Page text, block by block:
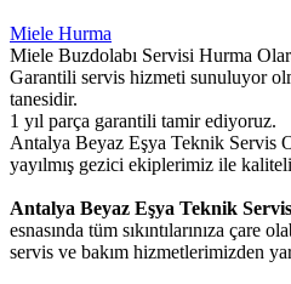
Miele Hurma
Miele Buzdolabı Servisi Hurma
Garantili servis hizmeti sunuluyor
tanesidir.
1 yıl parça garantili tamir ediyoruz.
Antalya Beyaz Eşya Teknik Servis
yayılmış gezici ekiplerimiz ile
Antalya Beyaz Eşya Teknik Servis
esnasında tüm sıkıntılarınıza
servis ve bakım hizmetlerimizden